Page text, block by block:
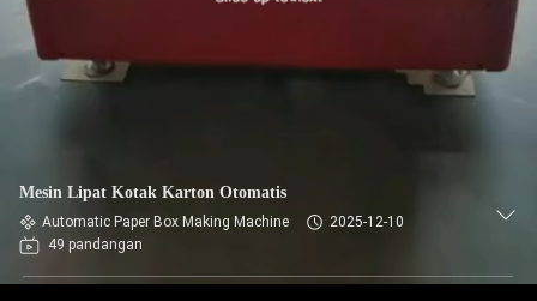
MINTA
KUTIPAN
KEBIJAKAN
PRIVASI
Mesin Lipat Kotak Karton Otomatis
Automatic Paper Box Making Machine
2025-12-10
49 pandangan